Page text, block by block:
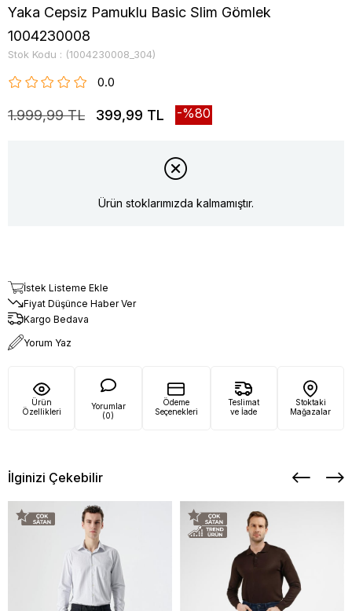
Yaka Cepsiz Pamuklu Basic Slim Gömlek
1004230008
Stok Kodu (1004230008_304)
0.0
1.999,99 TL 399,99 TL 80
Ürün stoklarımızda kalmamıştır.
İstek Listeme Ekle
Fiyat Düşünce Haber Ver
Kargo Bedava
Yorum Yaz
Ürün
Özellikleri
Yorumlar
(0)
Ödeme
Seçenekleri
Teslimat
ve İade
Stoktaki
Mağazalar
İlginizi Çekebilir